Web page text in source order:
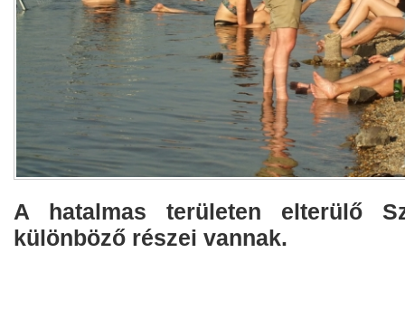
A hatalmas területen elterülő
különböző részei vannak.